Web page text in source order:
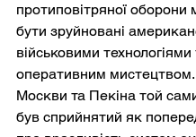
протиповітряної оборони
бути зруйновані
військовими технологіями
оперативним
Москви та Пекіна той
був сприйнятий як